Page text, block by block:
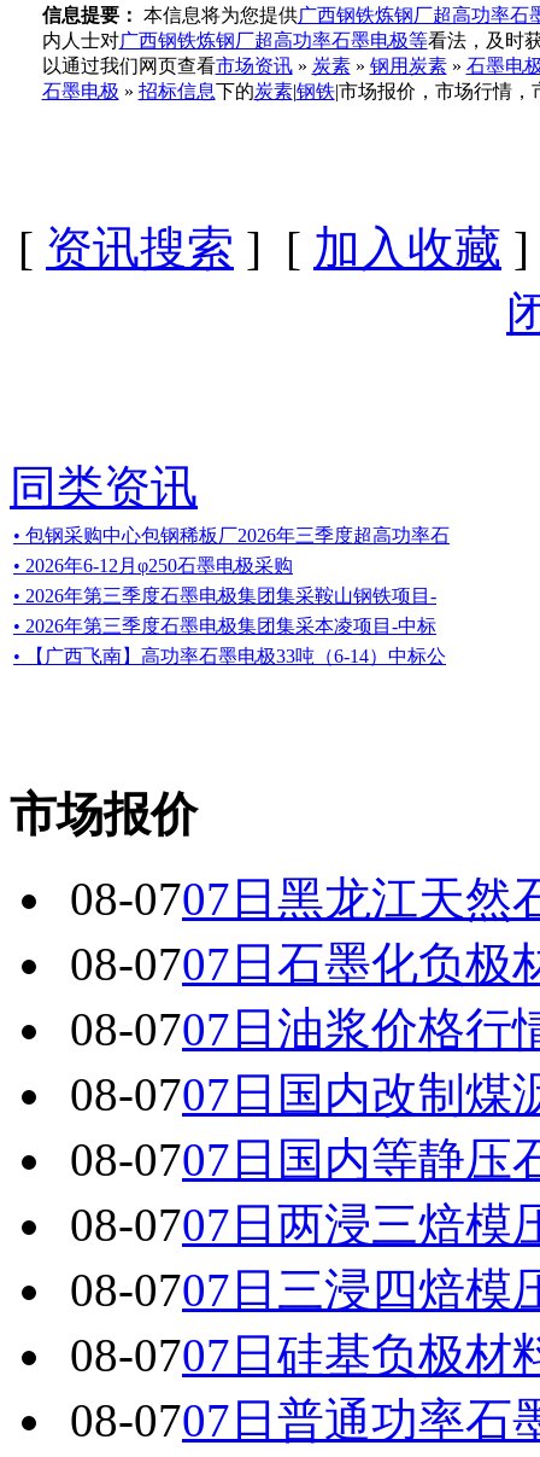
信息提要： 本信息将为您提供广西钢铁炼钢厂超高功率石
内人士对广西钢铁炼钢厂超高功率石墨电极等看法，及时
以通过我们网页查看市场资讯» 炭素» 钢用炭素» 石墨电
石墨电极 » 招标信息下的炭素|钢铁|市场报价，市场行情，
[ 资讯搜索 ] [ 加入收藏
同类资讯
• 包钢采购中心包钢稀板厂2026年三季度超高功率石
• 2026年6-12月φ250石墨电极采购
• 2026年第三季度石墨电极集团集采鞍山钢铁项目-
• 2026年第三季度石墨电极集团集采本凌项目-中标
• 【广西飞南】高功率石墨电极33吨（6-14）中标公
市场报价
08-0707日黑龙江天然
08-0707日石墨化负极
08-0707日油浆价格行
08-0707日国内改制煤
08-0707日国内 等静压
08-0707日两浸三焙模
08-0707日三浸四焙模
08-0707日硅基负极材
08-0707日普通功率石